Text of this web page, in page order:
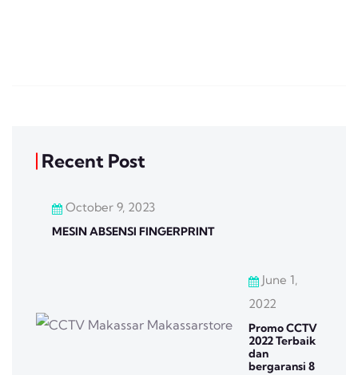
Recent Post
October 9, 2023
MESIN ABSENSI FINGERPRINT
June 1,
2022
Promo CCTV
2022 Terbaik
dan
bergaransi 8